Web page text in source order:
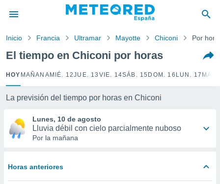
por
para
que se
calidad.
a este
y
digital
Inicio Francia Ultramar Mayotte Chiconi Por
El tiempo en Chiconi por horas
HOY MAÑANA MIÉ. 12JUE. 13 VIE. 14SÁB. 15 DOM. 16 LUN. 17
La previsión del tiempo por horas en Chiconi
Lunes, 10 de agosto
Lluvia débil con cielo parcialmente nuboso
Por la mañana
Horas anteriores